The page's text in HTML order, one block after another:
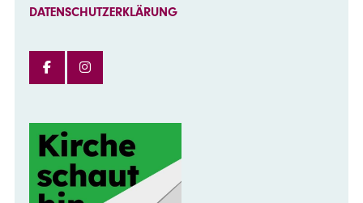
DATENSCHUTZERKLÄRUNG
FACEBOOK
INSTAGRAM